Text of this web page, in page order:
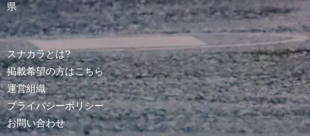
県
スナカラとは?
掲載希望の方はこちら
運営組織
プライバシーポリシー
お問い合わせ